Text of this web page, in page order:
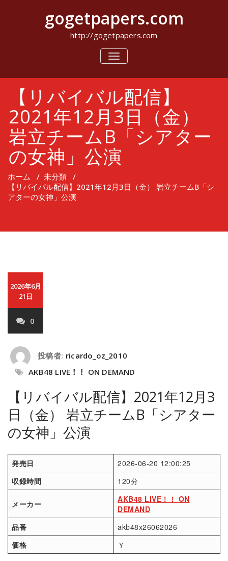
キ
gogetpapers.com
http://gogetpapers.com
ナ
ビ
シ
ョ
ン
を
切
り
替
え
【リバイバル配信】
2021年12月3日（金）
岩立チームB「シアター
の女神」公演
ホーム / 未分類 /
【リバイバル配信】2021年12月3日（金） 岩立チームB「シ
アターの女神」公演
2026年6月
21日
0
投稿者: ricardo_oz_2010
AKB48 LIVE！！ ON DEMAND
【リバイバル配信】2021年12月3
日（金） 岩立チームB「シアター
の女神」公演
発売日
2026-06-20 12:00:25
収録時間
120分
メーカー
AKB48 LIVE！！ ON
DEMAND
品番
akb48x26062026
価格
￥-